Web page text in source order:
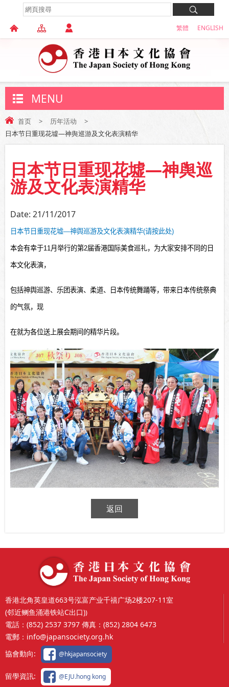
ENGLISH
繁體
MENU
首页 > 历年活动
>
日本节日重现花墟—神舆巡游及文化表演精华
日本节日重现花墟—神舆巡
游及文化表演精华
Date: 21/11/2017
日本节日重现花墟—神舆巡游及文化表演精华(请按此处)
本会有幸于11月举行的第2届香港国际美食巡礼，为大家安排不同的日
本文化表演，
包括神舆巡游、乐团表演、柔道、日本传统舞踊等，带来日本传统祭典
的气氛，现
在就为各位送上展会期间的精华片段。
返回
香港北角英皇道663号泓富产业千禧广场2楼207-11室
(邻近鲗鱼涌港铁站C出口))
電話： (852) 2537 3797 傳真： (852) 2804 6473
電郵： info@japansociety.org.hk
協會動向:
@hkjapansociety
留學資訊: @EJU.hong kong